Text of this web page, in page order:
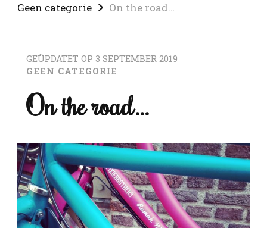
Geen categorie
On the road…
GEÜPDATET OP 3 SEPTEMBER 2019
GEEN CATEGORIE
On the road…